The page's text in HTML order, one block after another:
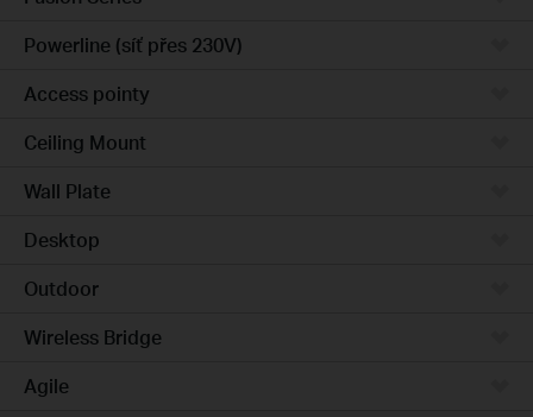
Powerline (síť přes 230V)
Access pointy
Ceiling Mount
Wall Plate
Desktop
Outdoor
Wireless Bridge
Agile